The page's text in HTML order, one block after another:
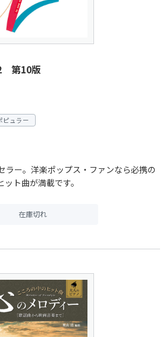
第10版
ピュラー
ラー。洋楽ポップス・ファンなら必携の
ト曲が満載です。
在庫切れ